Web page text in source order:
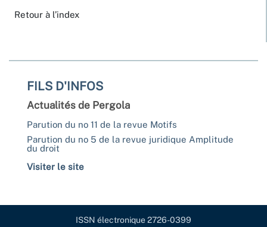
Retour à l’index
FILS D'INFOS
Actualités de Pergola
Parution du no 11 de la revue Motifs
Parution du no 5 de la revue juridique Amplitude
du droit
Visiter le site
ISSN électronique 2726-0399